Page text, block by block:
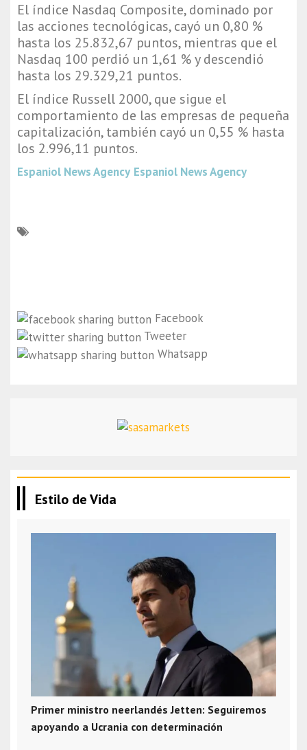
El índice Nasdaq Composite, dominado por
las acciones tecnológicas, cayó un 0,80 %
hasta los 25.832,67 puntos, mientras que el
Nasdaq 100 perdió un 1,61 % y descendió
hasta los 29.329,21 puntos.
El índice Russell 2000, que sigue el
comportamiento de las empresas de pequeña
capitalización, también cayó un 0,55 % hasta
los 2.996,11 puntos.
Espaniol News Agency Espaniol News Agency
Facebook
Tweeter
Whatsapp
Estilo de Vida
Primer ministro neerlandés Jetten: Seguiremos
apoyando a Ucrania con determinación